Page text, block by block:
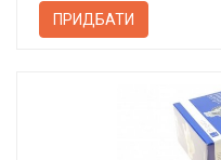
ПРИДБАТИ